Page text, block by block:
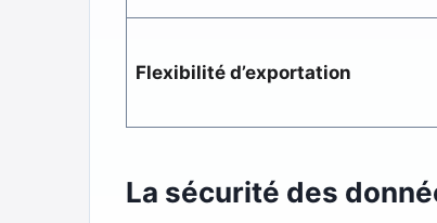
Flexibilité d’exportation
La sécurité des